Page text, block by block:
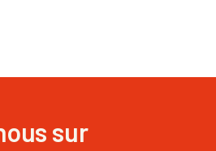
sur